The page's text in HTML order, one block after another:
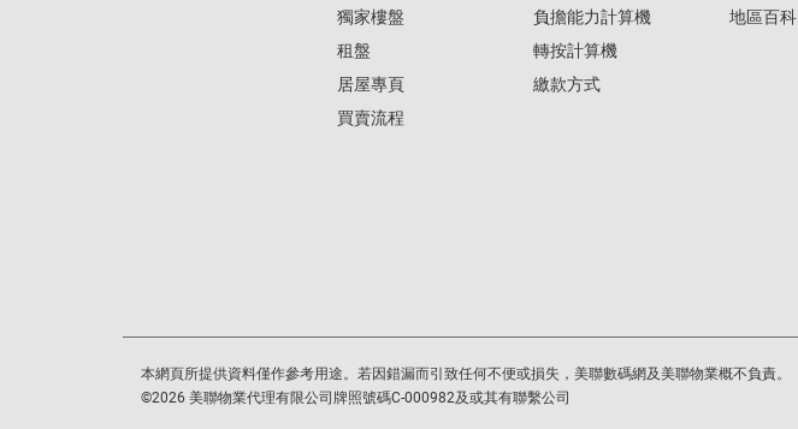
獨家樓盤
租盤
居屋專頁
買賣流程
負擔能力計算機
轉按計算機
繳款方式
地區百科
本網頁所提供資料僅作參考用途。若因錯漏而引致任何不便或損失，美聯數碼網及美聯物業概不負責。
©2026 美聯物業代理有限公司牌照號碼C-000982及或其有聯繫公司